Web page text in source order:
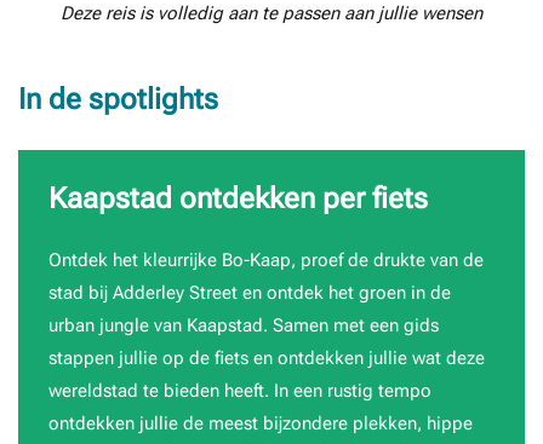
Deze reis is volledig aan te passen aan jullie wensen
In de spotlights
Kaapstad ontdekken per fiets
Ontdek het kleurrijke Bo-Kaap, proef de drukte van de
stad bij Adderley Street en ontdek het groen in de
urban jungle van Kaapstad. Samen met een gids
stappen jullie op de fiets en ontdekken jullie wat deze
wereldstad te bieden heeft. In een rustig tempo
ontdekken jullie de meest bijzondere plekken, hippe